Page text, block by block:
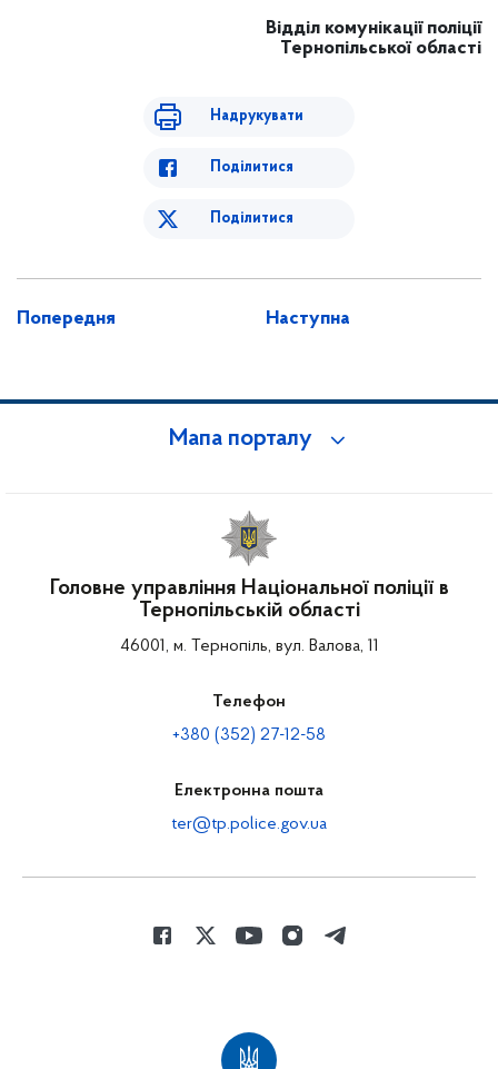
Відділ комунікації поліції
Тернопільської області
Надрукувати
Поділитися
Поділитися
Попередня Наступна
Мапа порталу
Головне управління Національної поліції в
Тернопільській області
46001, м. Тернопіль, вул. Валова, 11
Телефон
+380 (352) 27-12-58
Електронна пошта
ter@tp.police.gov.ua